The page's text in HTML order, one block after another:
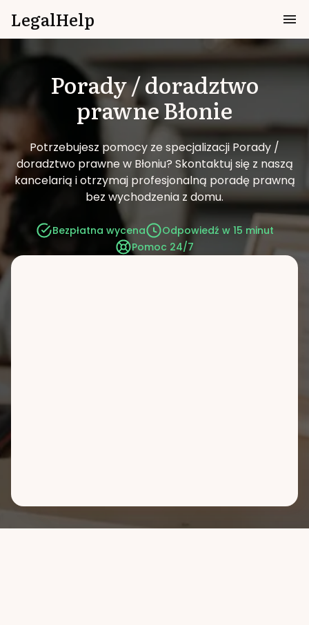
LegalHelp
Porady / doradztwo
prawneBłonie
Potrzebujesz pomocy ze specjalizacji Porady /
doradztwo prawne w Błoniu? Skontaktuj się z naszą
kancelarią i otrzymaj profesjonalną poradę prawną
bez wychodzenia z domu.
Bezpłatna wycena
Odpowiedź w 15 minut
Pomoc 24/7